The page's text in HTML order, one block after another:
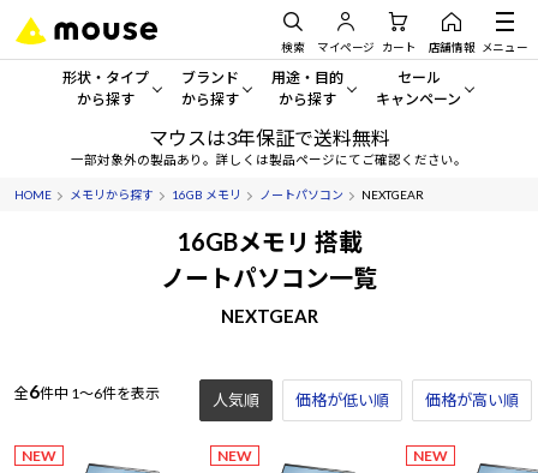
検索 マイページ カート 店舗情報 メニュー
形状・タイプ
から探す
形状・タイプから探す をすべてみる
デスクトップPC
ブランド
から探す
mouse
G TUNE
MousePro
用途・目的
から探す
一般向けパソコン
ゲーミングPC・ゲーム向けパソコン
クリエイティブ向け
ビジネス向けパソコン
学習向けパソコン
セール
キャンペーン
セール・キャンペー
期間限定セール
Windows 11|
マウスは3年保証で送料無料
一部対象外の製品あり。詳しくは製品ページにてご確認ください。
HOME メモリから探す 16GB メモリ ノートパソコン NEXTGEAR
16GBメモリ 搭載
ノートパソコン一覧
NEXTGEAR
全6件中 1～6件を表示 人気順 価格が低い順 価格が高い順
NEW NEW NEW